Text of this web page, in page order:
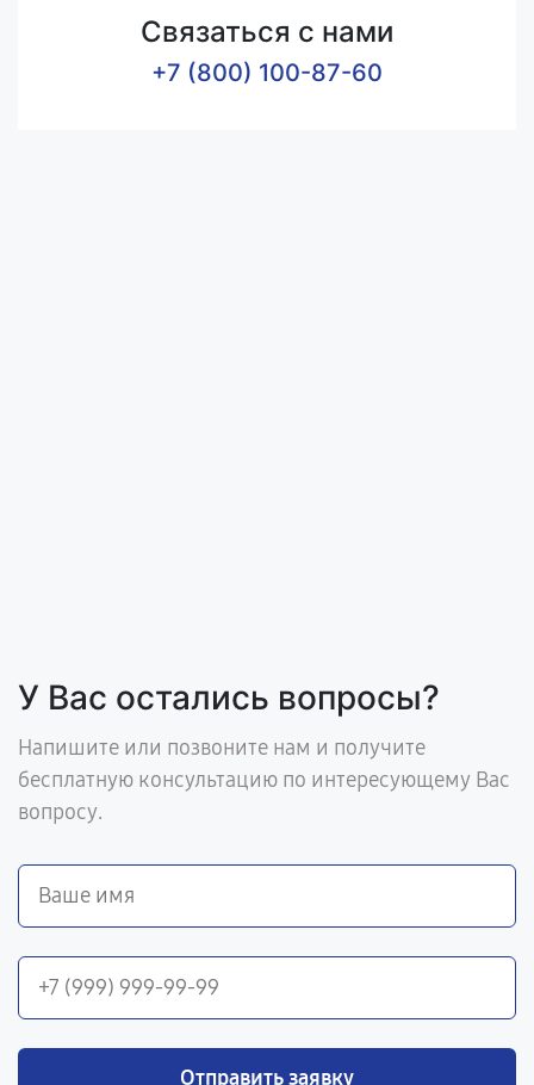
Связаться с нами
+7 (800) 100-87-60
У Вас остались вопросы?
Напишите или позвоните нам и получите
бесплатную консультацию по интересующему Вас
вопросу.
Отправить заявку